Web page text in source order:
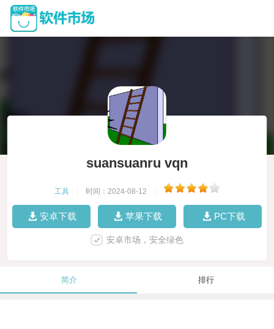
suansuanru vqn
工具 时间：2024-08-12
安卓下载 苹果下载 PC下载
安卓市场，安全绿色
简介 排行